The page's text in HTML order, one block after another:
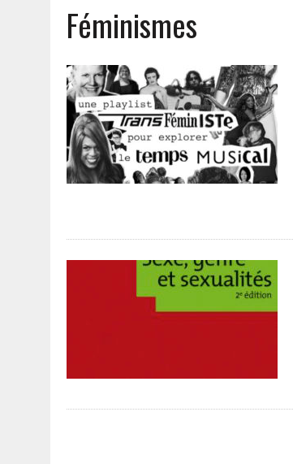
Féminismes